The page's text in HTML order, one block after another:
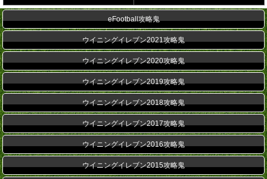
eFootball攻略鬼
ウイニングイレブン2021攻略鬼
ウイニングイレブン2020攻略鬼
ウイニングイレブン2019攻略鬼
ウイニングイレブン2018攻略鬼
ウイニングイレブン2017攻略鬼
ウイニングイレブン2016攻略鬼
ウイニングイレブン2015攻略鬼